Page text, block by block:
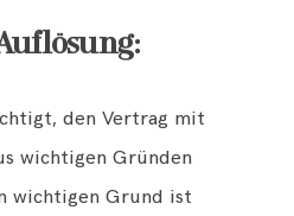
den Vertrag mit
wichtigen Gründen
wichtigen Grund ist